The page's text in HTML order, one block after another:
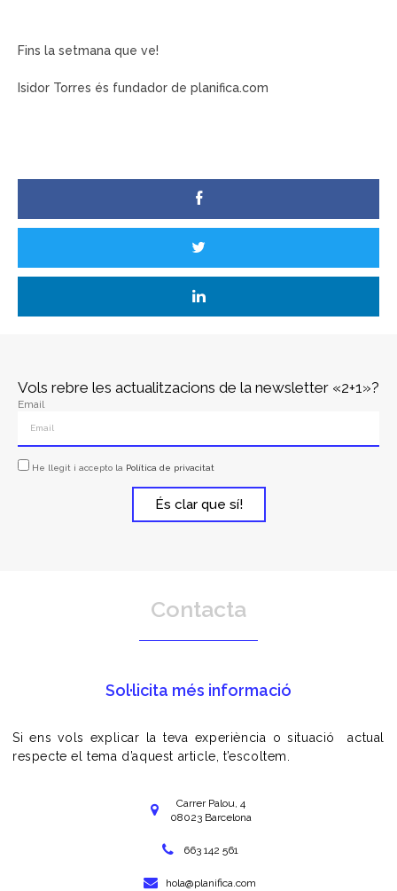
Fins la setmana que ve!
Isidor Torres és fundador de planifica.com
Vols rebre les actualitzacions de la newsletter «2+1»?
Email
He llegit i accepto la Política de privacitat
És clar que sí!
Contacta
Sol·licita més informació
Si ens vols explicar la teva experiència o situació actual
respecte el tema d’aquest article, t’escoltem.
Carrer Palou, 4
08023 Barcelona
663 142 561
hola@planifica.com